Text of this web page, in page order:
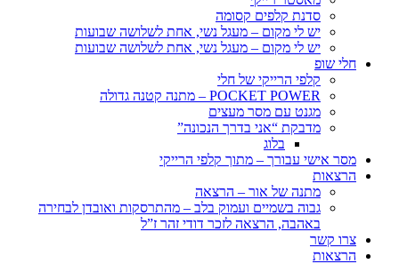
סדנת קלפים קסומה
יש לי מקום – מעגל נשי, אחת לשלושה שבועות
יש לי מקום – מעגל נשי, אחת לשלושה שבועות
חלי שופ
קלפי הרייקי של חלי
POCKET POWER – מתנה קטנה גדולה
מגנט עם מסר מעצים
מדבקת “אני בדרך הנכונה”
בלוג
מסר אישי עבורך – מתוך קלפי הרייקי
הרצאות
מתנה של אור – הרצאה
גבוה בשמיים ועמוק בלב – מהתרסקות ואובדן לבחירה
באהבה, הרצאה לזכר דודי זהר ז”ל
צרו קשר
הרצאות